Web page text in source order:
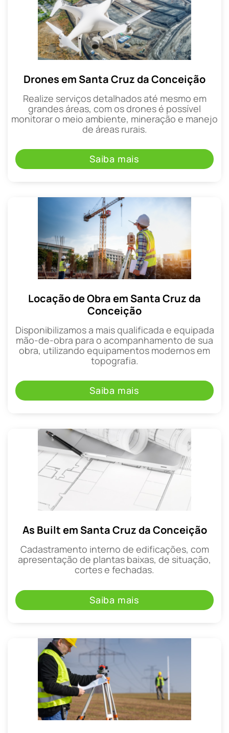
Drones em Santa Cruz da Conceição
Realize serviços detalhados até mesmo em
grandes áreas, com os drones é possível
monitorar o meio ambiente, mineração e manejo
de áreas rurais.
Saiba mais
Locação de Obra em Santa Cruz da
Conceição
Disponibilizamos a mais qualificada e equipada
mão-de-obra para o acompanhamento de sua
obra, utilizando equipamentos modernos em
topografia.
Saiba mais
As Built em Santa Cruz da Conceição
Cadastramento interno de edificações, com
apresentação de plantas baixas, de situação,
cortes e fechadas.
Saiba mais